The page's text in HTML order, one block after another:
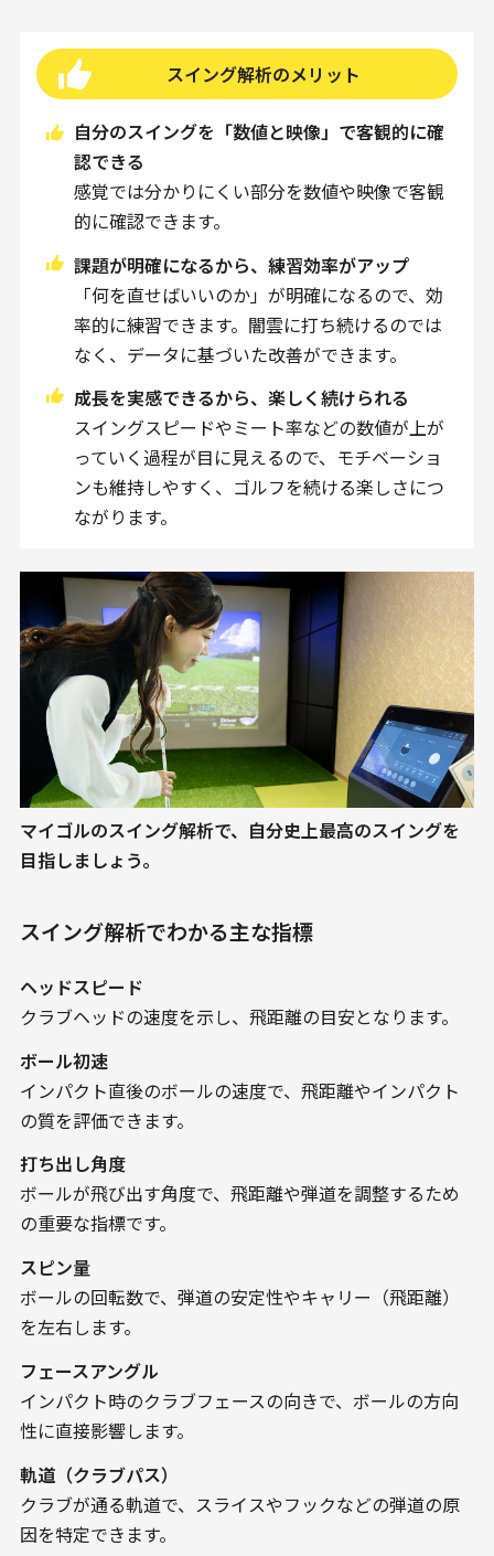
スイング解析のメリット
自分のスイングを「数値と映像」で客観的に確
認できる
感覚では分かりにくい部分を数値や映像で客観
的に確認できます。
課題が明確になるから、練習効率がアップ
「何を直せばいいのか」が明確になるので、効
率的に練習できます。闇雲に打ち続けるのでは
なく、データに基づいた改善ができます。
成長を実感できるから、楽しく続けられる
スイングスピードやミート率などの数値が上が
っていく過程が目に見えるので、モチベーショ
ンも維持しやすく、ゴルフを続ける楽しさにつ
ながります。
マイゴルのスイング解析で、自分史上最高のスイングを
目指しましょう。
スイング解析でわかる主な指標
ヘッドスピード
クラブヘッドの速度を示し、飛距離の目安となります。
ボール初速
インパクト直後のボールの速度で、飛距離やインパクト
の質を評価できます。
打ち出し角度
ボールが飛び出す角度で、飛距離や弾道を調整するため
の重要な指標です。
スピン量
ボールの回転数で、弾道の安定性やキャリー（飛距離）
を左右します。
フェースアングル
インパクト時のクラブフェースの向きで、ボールの方向
性に直接影響します。
軌道（クラブパス）
クラブが通る軌道で、スライスやフックなどの弾道の原
因を特定できます。